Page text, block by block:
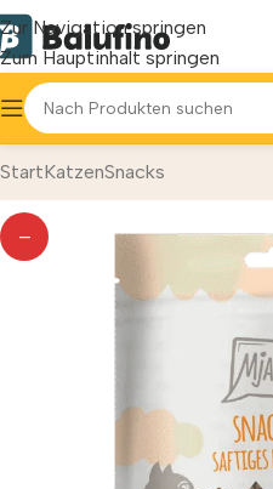
Zur Navigation springen
Zum Hauptinhalt springen
StartKatzenSnacks
—